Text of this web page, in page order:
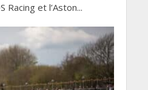
Racing et l’Aston...